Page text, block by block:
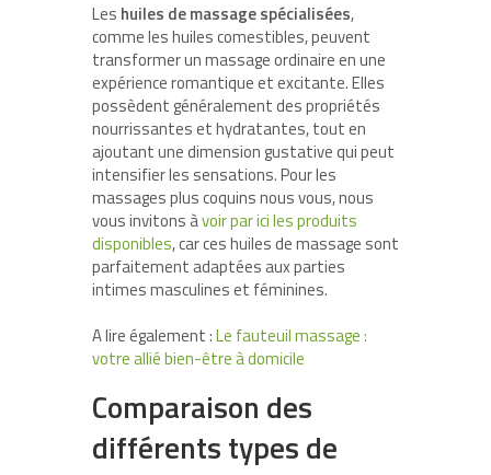
Les huiles de massage spécialisées,
comme les huiles comestibles, peuvent
transformer un massage ordinaire en une
expérience romantique et excitante. Elles
possèdent généralement des propriétés
nourrissantes et hydratantes, tout en
ajoutant une dimension gustative qui peut
intensifier les sensations. Pour les
massages plus coquins nous vous, nous
vous invitons àvoir par ici les produits
disponibles, car ces huiles de massage sont
parfaitement adaptées aux parties
intimes masculines et féminines.
A lire également :Le fauteuil massage :
votre allié bien-être à domicile
Comparaison des
différents types de